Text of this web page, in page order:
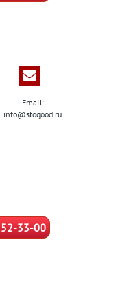
Email:
info@stogood.ru
33-00